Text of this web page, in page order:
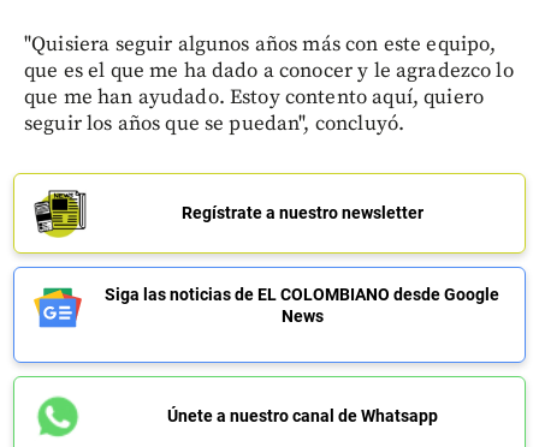
"Quisiera seguir algunos años más con este equipo,
que es el que me ha dado a conocer y le agradezco lo
que me han ayudado. Estoy contento aquí, quiero
seguir los años que se puedan", concluyó.
Regístrate a nuestro newsletter
Siga las noticias de EL COLOMBIANO desde Google
News
Únete a nuestro canal de Whatsapp